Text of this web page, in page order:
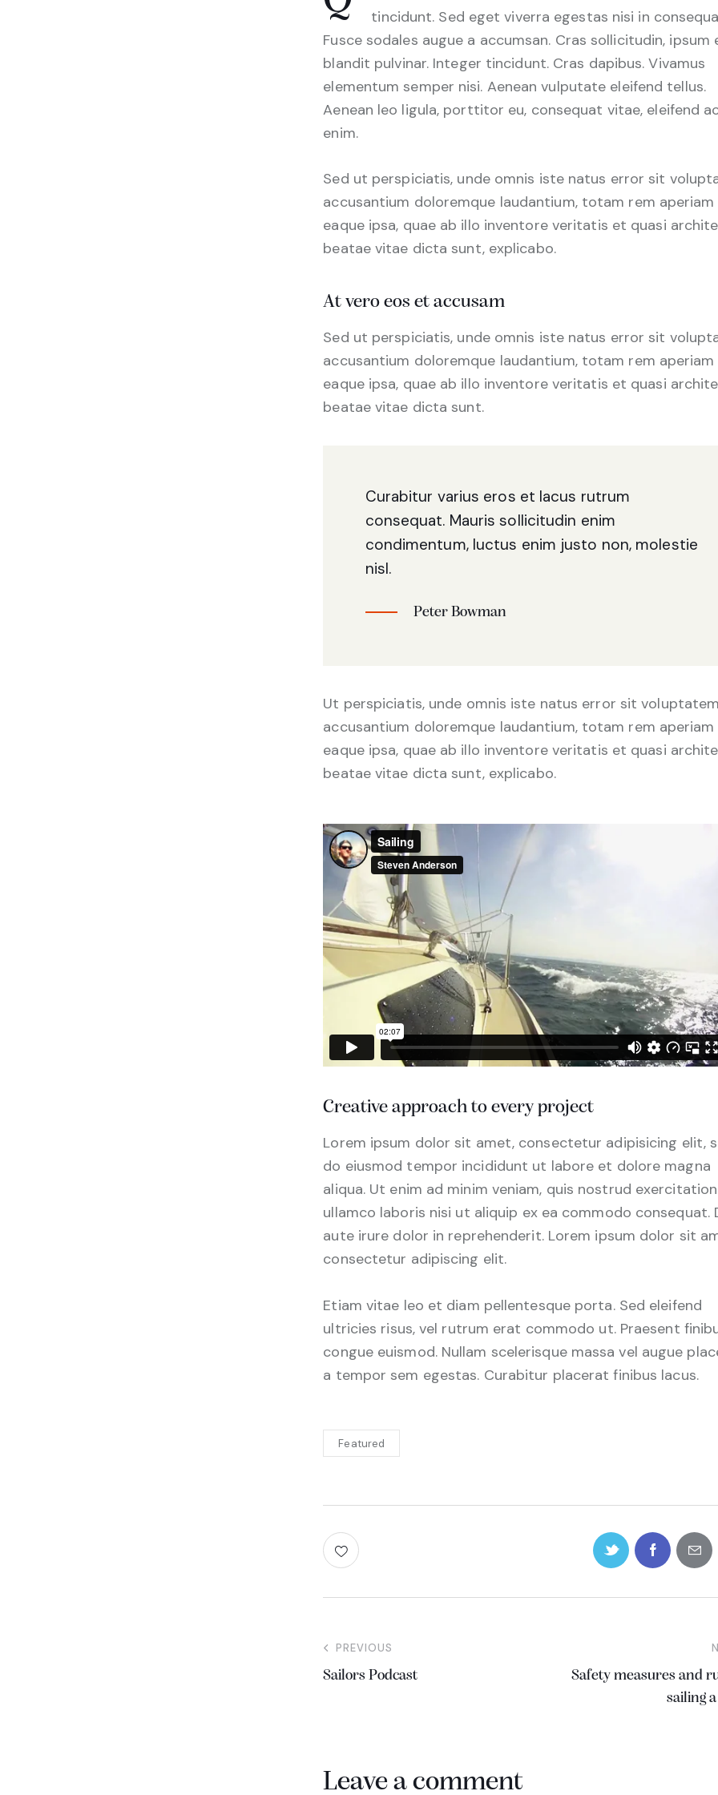
tincidunt. Sed eget viverra egestas nisi in
Fusce sodales augue a accumsan. Cras sollicitudin, ipsum
blandit pulvinar. Integer tincidunt. Cras dapibus. Vivamus
elementum semper nisi. Aenean vulputate eleifend tellus.
Aenean leo ligula, porttitor eu, consequat vitae, eleifend
enim.
Sed ut perspiciatis, unde omnis iste natus error sit
accusantium doloremque laudantium, totam rem aperiam
eaque ipsa, quae ab illo inventore veritatis et quasi
beatae vitae dicta sunt, explicabo.
At vero eos et accusam
Sed ut perspiciatis, unde omnis iste natus error sit
accusantium doloremque laudantium, totam rem aperiam
eaque ipsa, quae ab illo inventore veritatis et quasi
beatae vitae dicta sunt.
Curabitur varius eros et lacus rutrum
consequat. Mauris sollicitudin enim
condimentum, luctus enim justo non, molestie
nisl.
Peter Bowman
Ut perspiciatis, unde omnis iste natus error sit
accusantium doloremque laudantium, totam rem aperiam
eaque ipsa, quae ab illo inventore veritatis et quasi
beatae vitae dicta sunt, explicabo.
Creative approach to every project
Lorem ipsum dolor sit amet, consectetur adipisicing elit,
do eiusmod tempor incididunt ut labore et dolore magna
aliqua. Ut enim ad minim veniam, quis nostrud exercitation
ullamco laboris nisi ut aliquip ex ea commodo consequat.
aute irure dolor in reprehenderit. Lorem ipsum dolor sit
consectetur adipiscing elit.
Etiam vitae leo et diam pellentesque porta. Sed eleifend
ultricies risus, vel rutrum erat commodo ut. Praesent
congue euismod. Nullam scelerisque massa vel augue
a tempor sem egestas. Curabitur placerat finibus lacus.
Featured
PREVIOUS
Sailors Podcast
Safety measures and
sailing
Leave a comment